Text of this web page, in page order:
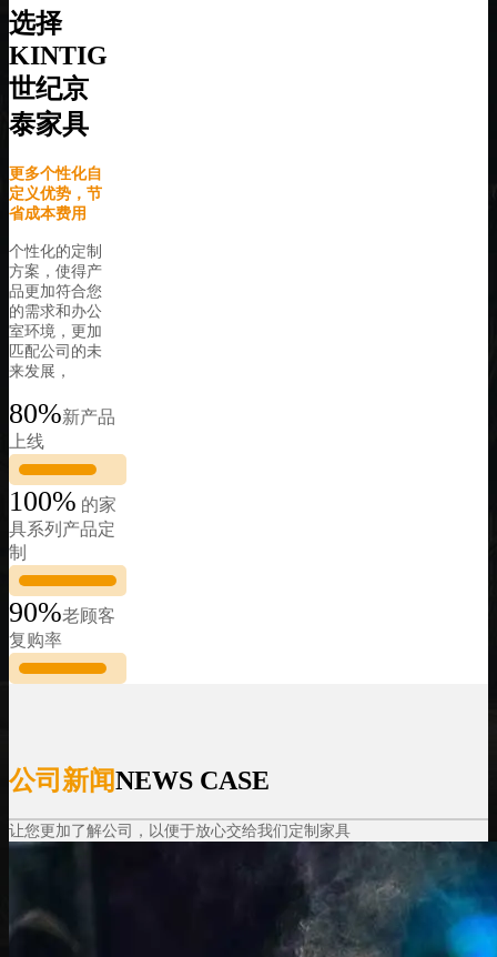
选择
KINTIG
世纪京
泰家具
更多个性化自
定义优势，节
省成本费用
个性化的定制
方案，使得产
品更加符合您
的需求和办公
室环境，更加
匹配公司的未
来发展，
80%新产品
上线
100% 的家
具系列产品定
制
90%老顾客
复购率
公司新闻NEWS CASE
让您更加了解公司，以便于放心交给我们定制家具